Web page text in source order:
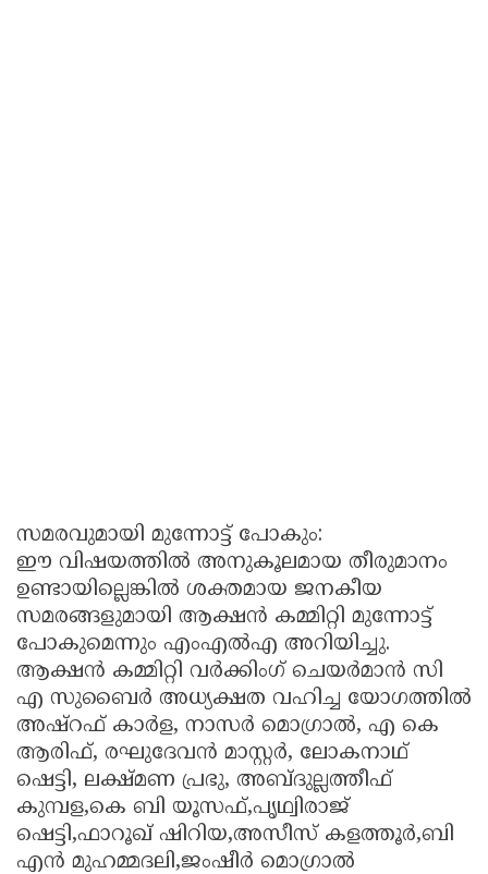
സമരവുമായി മുന്നോട്ട് പോകും:
ഈ വിഷയത്തിൽ അനുകൂലമായ തീരുമാനം
ഉണ്ടായില്ലെങ്കിൽ ശക്തമായ ജനകീയ
സമരങ്ങളുമായി ആക്ഷൻ കമ്മിറ്റി മുന്നോട്ട്
പോകുമെന്നും എംഎൽഎ അറിയിച്ചു.
ആക്ഷൻ കമ്മിറ്റി വർക്കിംഗ് ചെയർമാൻ സി
എ സുബൈർ അധ്യക്ഷത വഹിച്ച യോഗത്തിൽ
അഷ്റഫ് കാർള, നാസർ മൊഗ്രാൽ, എ കെ
ആരിഫ്, രഘുദേവൻ മാസ്റ്റർ, ലോകനാഥ്
ഷെട്ടി, ലക്ഷ്മണ പ്രഭു, അബ്ദുല്ലത്തീഫ്
കുമ്പള,കെ ബി യൂസഫ്,പൃഥ്വിരാജ്
ഷെട്ടി,ഫാറൂഖ് ഷിറിയ,അസീസ് കളത്തൂർ,ബി
എൻ മുഹമ്മദലി,ജംഷീർ മൊഗ്രാൽ